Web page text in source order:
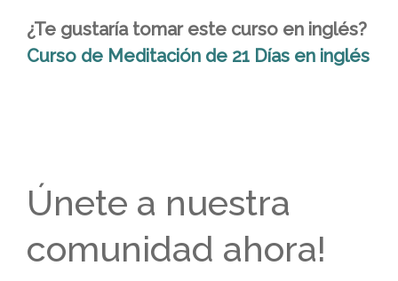
¿Te gustaría tomar este curso en inglés?
Curso de Meditación de 21 Días en inglés
Únete a nuestra
comunidad ahora!